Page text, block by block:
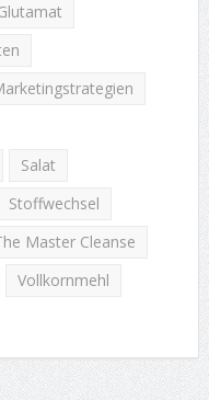
Salat
Stoffwechsel
Master Cleanse
Vollkornmehl